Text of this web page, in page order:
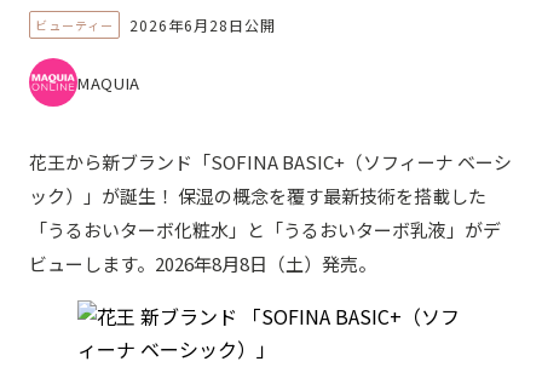
ビューティー 2026年6月28日公開
MAQUIA
花王から新ブランド「SOFINA BASIC+（ソフィーナ ベーシ
ック）」が誕生！ 保湿の概念を覆す最新技術を搭載した
「うるおいターボ化粧水」と「うるおいターボ乳液」がデ
ビューします。2026年8月8日（土）発売。